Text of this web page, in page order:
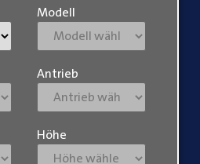
Modell
Antrieb
Höhe